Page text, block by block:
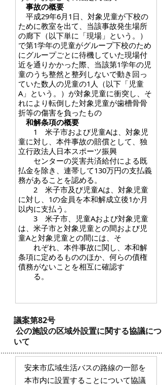
事故の概要
平成29年6月1日、対象児童が下校の
ために教室を出て、当該事故発生場所
の廊下（以下単に「現場」という。）
で第1学年の児童がグループ下校のため
にグループごとに待機していた現場付
近を通りかかった際、当該第1学年の児
童のうち整然と整列しないで動き回っ
ていた数人の児童の1人（以下「児童
A」という。）が対象児童に衝突し、そ
れにより転倒した対象児童が歯槽骨骨
折等の傷害を負ったもの
和解条項の概要
1 米子市および児童Aは、対象児
童に対し、本件事故の賠償として、独
立行政法人日本スポーツ振興
センターの災害共済給付による既
払金を除き、連帯して130万円の支払義
務があることを認める。
2 米子市及び児童Aは、対象児童
に対し、1の金員を本和解成立後1か月
以内に支払う。
3 米子市、児童Aおよび対象児童
は、米子市と対象児童との間および児
童Aと対象児童との間には、そ
れぞれ、本件事故に関し、本和解
条項に定めるもののほか、何らの債権
債務がないことを相互に確認す
る。
議案第82号
公の施設の区域外設置に関する協議につ
いて
安来市広域生活バスの路線の一部を
本市内に設置することについて協議